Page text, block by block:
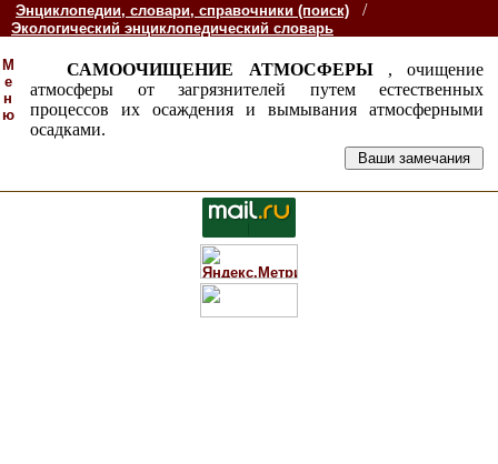
Энциклопедии, словари, справочники (поиск) /
Экологический энциклопедический словарь
М
е
н
ю
САМООЧИЩЕНИЕ АТМОСФЕРЫ , очищение
атмосферы от загрязнителей путем естественных
процессов их осаждения и вымывания атмосферными
осадками.